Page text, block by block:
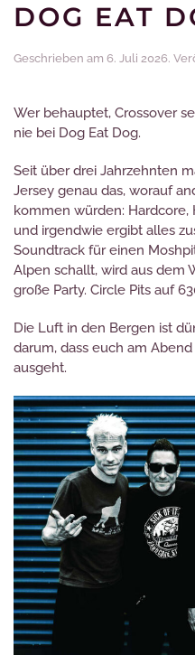
DOG EAT
Geschrieben am 6. Juli 2026.
Wer behauptet, Crossover
nie bei Dog Eat Dog.
Seit über drei Jahrzehnten
Jersey genau das, worauf
kommen würden: Hardcore,
und irgendwie ergibt alles
Soundtrack für einen
Alpen schallt, wird aus dem
große Party. Circle Pits auf
Die Luft in den Bergen ist
darum, dass euch am
ausgeht.